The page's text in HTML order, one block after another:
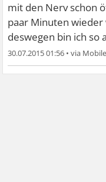
mit den Nerv schon
paar Minuten
deswegen bin ich so
30.07.2015 01:56 •